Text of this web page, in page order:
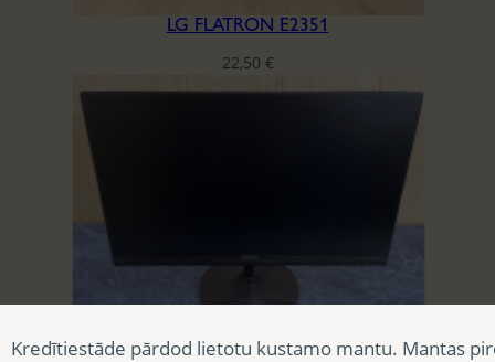
LG FLATRON E2351
22,50 €
PHILIPS 234E
Kredītiestāde pārdod lietotu kustamo mantu. Mantas